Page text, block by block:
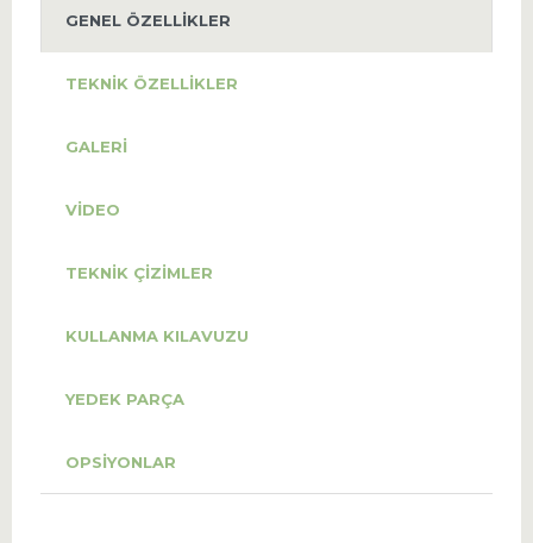
GENEL ÖZELLIKLER
TEKNIK ÖZELLIKLER
GALERI
VIDEO
TEKNIK ÇIZIMLER
KULLANMA KILAVUZU
YEDEK PARÇA
OPSIYONLAR